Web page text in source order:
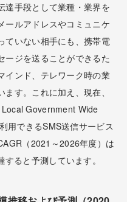
達手段として業種・業界を
ールアドレスやコミュニケ
ていない相手にも、携帯電
ージを送ることができるた
インド、テレワーク時の業
す。これに加え、現在、
Government Wide
用できるSMS送信サービス
（2021～2026年度）は
ると予測しています。